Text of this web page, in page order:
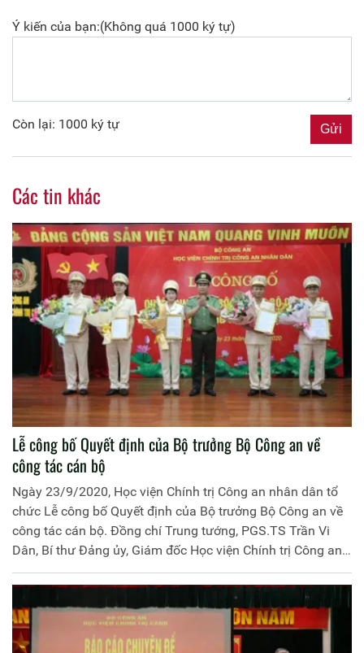
Ý kiến của bạn:(Không quá 1000 ký tự)
Còn lại: 1000 ký tự
Các tin khác
Lễ công bố Quyết định của Bộ trưởng Bộ Công an về
công tác cán bộ
Ngày 23/9/2020, Học viện Chính trị Công an nhân dân tổ
chức Lễ công bố Quyết định của Bộ trưởng Bộ Công an về
công tác cán bộ. Đồng chí Trung tướng, PGS.TS Trần Vi
Dân, Bí thư Đảng ủy, Giám đốc Học viện Chính trị Công an
nhân dân chủ trì buổi Lễ. Tham dự có các đồng chí trong
Ban Thường vụ Đảng ủy, Ban Giám đốc Học viện; đại diện
lãnh đạo đơn vị chức năng của Cục Tổ chức cán bộ, Cục
Cảnh sát giao thông cùng lãnh đạo các đơn vị, các tổ chức
quần chúng thuộc Học viện.